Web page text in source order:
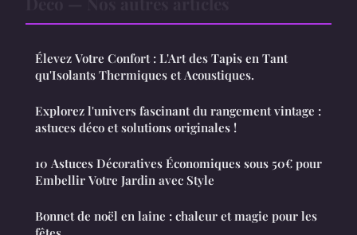
Élevez Votre Confort : L'Art des Tapis en Tant
qu'Isolants Thermiques et Acoustiques.
Explorez l'univers fascinant du rangement vintage :
astuces déco et solutions originales !
10 Astuces Décoratives Économiques sous 50€ pour
Embellir Votre Jardin avec Style
Bonnet de noël en laine : chaleur et magie pour les